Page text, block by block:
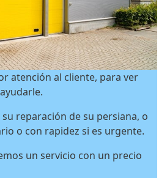
atención al cliente, para ver
reparación de su persiana, o
o con rapidez si es urgente.
un servicio con un precio